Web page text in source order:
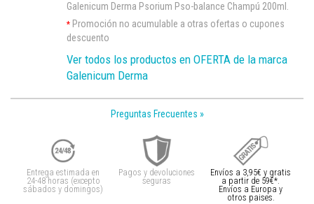
Galenicum Derma Psorium Pso-balance Champú 200ml.
* Promoción no acumulable a otras ofertas o cupones
descuento
Ver todos los productos en OFERTA de la marca
Galenicum Derma
Preguntas Frecuentes »
Entrega estimada en
24-48 horas (excepto
sábados y domingos)
Pagos y devoluciones
seguras
Envíos a 3,95€ y gratis
a partir de 59€*.
Envíos a Europa y
otros paises.